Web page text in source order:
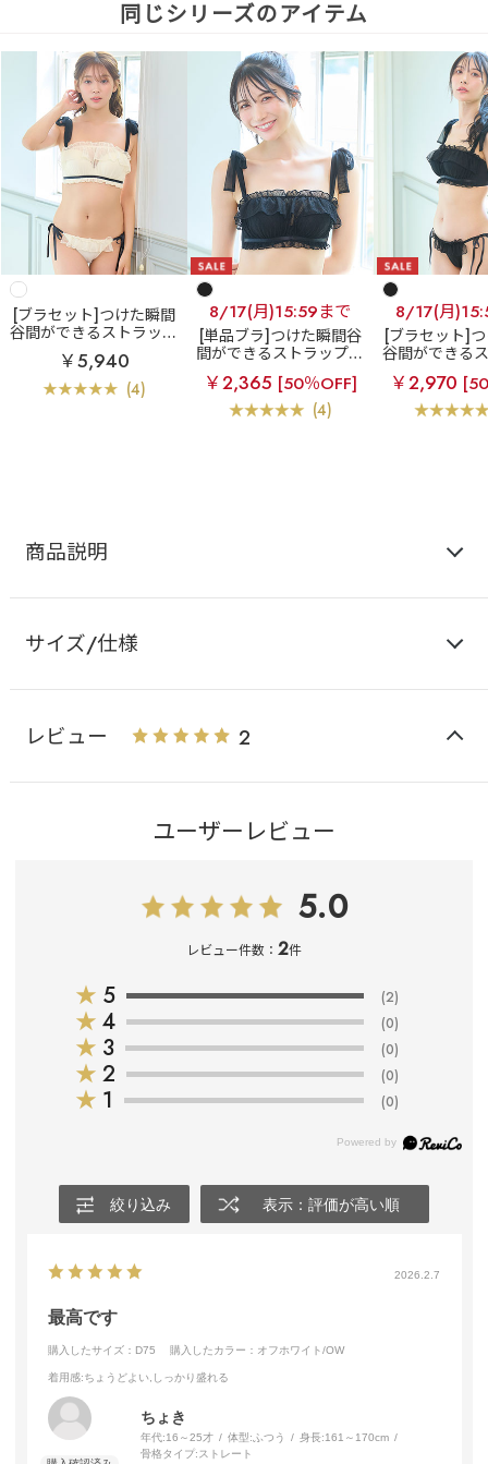
同じシリーズのアイテム
[ブラセット]つけた瞬間
谷間ができるストラップ
レスブラ
シアーチェッ
ク ハーフカップ 超盛ブ
ラ(R) ブラジャー&ショー
ツ
￥5,940
(4)
8/17(月)15:59まで
[単品ブラ]つけた瞬間谷
間ができるストラップレ
スブラ
シアーチェック
ハーフカップ 超盛ブラ
(R) 単品ブラジャー
￥2,365 [50％OFF]
(4)
8/17(月
[ブラセット]
谷間ができる
レスブラ
シ
ク ハーフカ
ラ(R) ブラジ
ツ
￥2,970
商品説明
サイズ/仕様
レビュー 2
ユーザーレビュー
5.0
レビュー件数： 2件
★ 5 (2)
★ 4 (0)
★ 3 (0)
★ 2 (0)
★ 1 (0)
絞り込み 表示：評価が高い順
2026.2.7
最高です
購入したサイズ：D75 購入したカラー：オフホワイト/OW
着用感:ちょうどよい,しっかり盛れる
ちょき
年代:16～25才 体型: ふつう 身長:161～170cm
骨格タイプ: ストレート